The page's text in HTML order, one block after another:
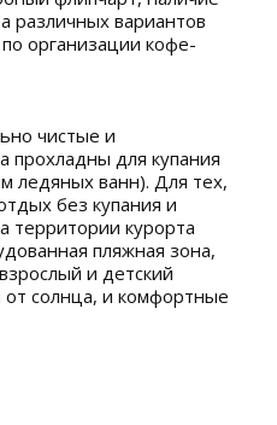
различных вариантов
организации кофе-
чистые и
для купания
ледяных ванн). Для тех,
без купания и
территории курорта
пляжная зона,
и детский
солнца, и комфортные